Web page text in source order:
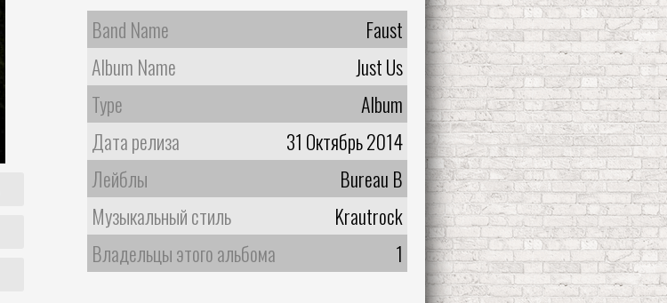
Band Name
Faust
Album Name
Just Us
Type
Album
Дата релиза
31 Октябрь 2014
Лейблы
Bureau B
Музыкальный стиль
Krautrock
Владельцы этого альбома
1